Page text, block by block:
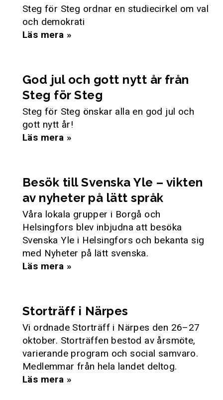
Steg för Steg ordnar en studiecirkel om val
och demokrati
Läs mera »
God jul och gott nytt år från
Steg för Steg
Steg för Steg önskar alla en god jul och
gott nytt år!
Läs mera »
Besök till Svenska Yle – vikten
av nyheter på lätt språk
Våra lokala grupper i Borgå och
Helsingfors blev inbjudna att besöka
Svenska Yle i Helsingfors och bekanta sig
med Nyheter på lätt svenska.
Läs mera »
Storträff i Närpes
Vi ordnade Storträff i Närpes den 26–27
oktober. Storträffen bestod av årsmöte,
varierande program och social samvaro.
Medlemmar från hela landet deltog.
Läs mera »